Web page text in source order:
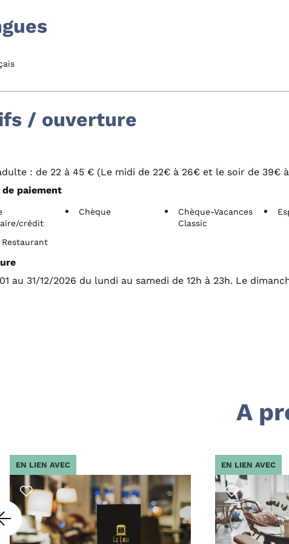
/ ouverture
: de 22 à 45 € (Le midi de 22€ à 26€ et le soir de 39€
de paiement
crédit
Chèque
Chèque-Vacances
Classic
au 31/12/2026 du lundi au samedi de 12h à 23h. Le
A
EN LIEN AVEC EN LIEN AVEC